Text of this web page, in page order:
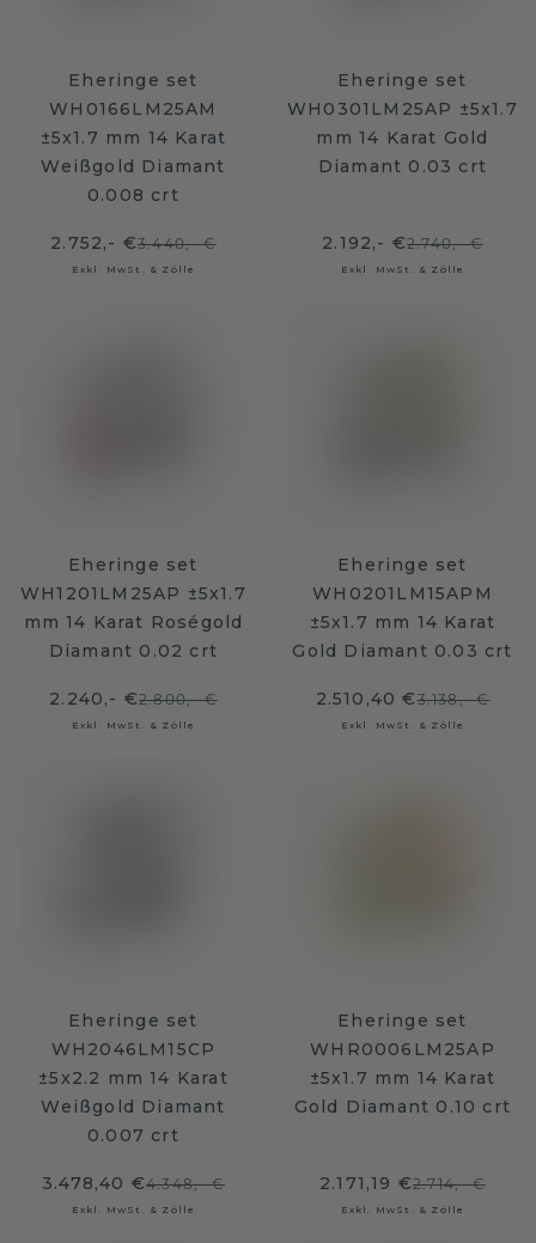
Eheringe set
WH0166LM25AM
±5x1.7 mm 14 Karat
Weißgold Diamant
0.008 crt
2.752,- €3.440,- €
Exkl. MwSt. & Zölle
Eheringe set
WH0301LM25AP ±5x1.7
mm 14 Karat Gold
Diamant 0.03 crt
2.192,- €2.740,- €
Exkl. MwSt. & Zölle
Eheringe set
WH1201LM25AP ±5x1.7
mm 14 Karat Roségold
Diamant 0.02 crt
2.240,- €2.800,- €
Exkl. MwSt. & Zölle
Eheringe set
WH0201LM15APM
±5x1.7 mm 14 Karat
Gold Diamant 0.03 crt
2.510,40 €3.138,- €
Exkl. MwSt. & Zölle
Eheringe set
WH2046LM15CP
±5x2.2 mm 14 Karat
Weißgold Diamant
0.007 crt
3.478,40 €4.348,- €
Exkl. MwSt. & Zölle
Eheringe set
WHR0006LM25AP
±5x1.7 mm 14 Karat
Gold Diamant 0.10 crt
2.171,19 €2.714,- €
Exkl. MwSt. & Zölle